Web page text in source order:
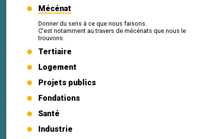
Mécénat
Donner du sens à ce que nous faisons.
C'est notamment au travers de mécénats que nous le
trouvons.
Tertiaire
Logement
Projets publics
Fondations
Santé
Industrie